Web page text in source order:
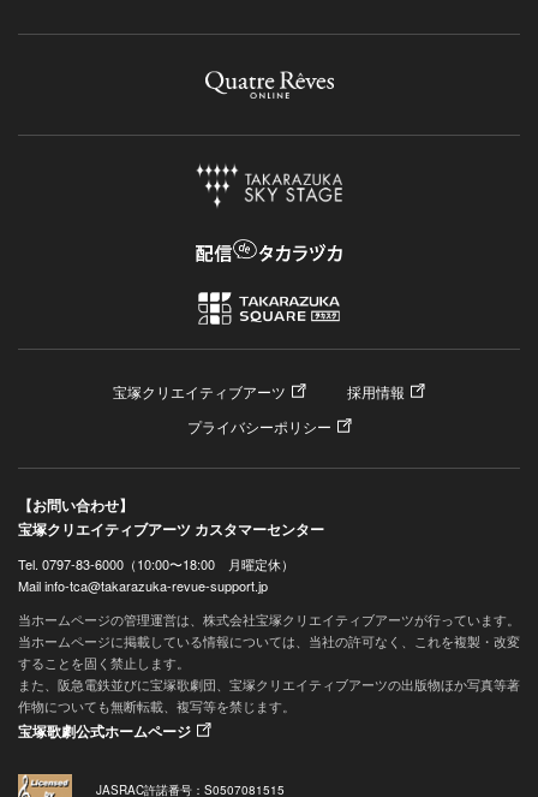
宝塚クリエイティブアーツ
採用情報
プライバシーポリシー
【お問い合わせ】
宝塚クリエイティブアーツ カスタマーセンター
Tel. 0797-83-6000（10:00〜18:00 月曜定休）
Mail info-tca@takarazuka-revue-support.jp
当ホームページの管理運営は、株式会社宝塚クリエイティブアーツが行っています。
当ホームページに掲載している情報については、当社の許可なく、これを複製・改変
することを固く禁止します。
また、阪急電鉄並びに宝塚歌劇団、宝塚クリエイティブアーツの出版物ほか写真等著
作物についても無断転載、複写等を禁じます。
宝塚歌劇公式ホームページ
JASRAC許諾番号：S0507081515